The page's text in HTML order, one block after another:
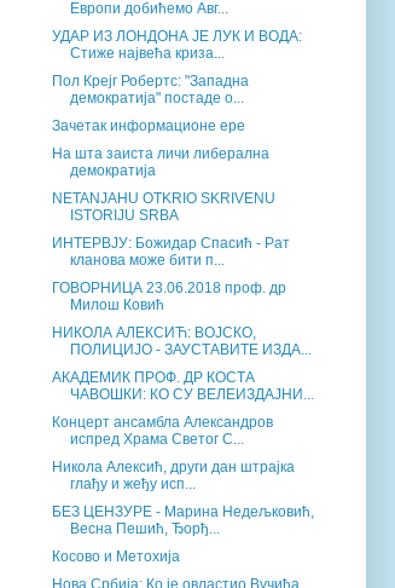
Европи добићемо Авг...
УДАР ИЗ ЛОНДОНА ЈЕ ЛУК И ВОДА:
Стиже највећа криза...
Пол Крејг Робертс: "Западна
демократија" постаде о...
Зачетак информационе ере
На шта заиста личи либерална
демократија
NETANJAHU OTKRIO SKRIVENU
ISTORIJU SRBA
ИНТЕРВЈУ: Божидар Спасић - Рат
кланова може бити п...
ГОВОРНИЦА 23.06.2018 проф. др
Милош Ковић
НИКОЛА АЛЕКСИЋ: ВОЈСКО,
ПОЛИЦИЈО - ЗАУСТАВИТЕ ИЗДА...
АКАДЕМИК ПРОФ. ДР КОСТА
ЧАВОШКИ: КО СУ ВЕЛЕИЗДАЈНИ...
Концерт ансамбла Александров
испред Храма Светог С...
Никола Алексић, други дан штрајка
глађу и жеђу исп...
БЕЗ ЦЕНЗУРЕ - Марина Недељковић,
Весна Пешић, Ђорђ...
Косово и Метохија
Нова Србија: Ко је овластио Вучића